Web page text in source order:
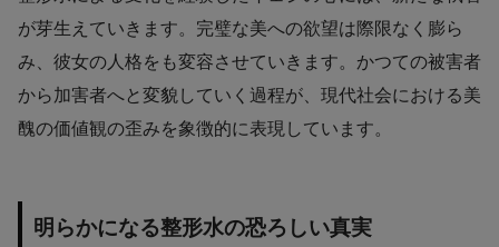
が芽生えていきます。完璧な美への欲望は際限なく膨ら
み、彼女の人格をも変容させていきます。かつての被害者
から加害者へと変貌していく過程が、現代社会における美
醜の価値観の歪みを象徴的に表現しています。
明らかになる整形水の恐ろしい真実